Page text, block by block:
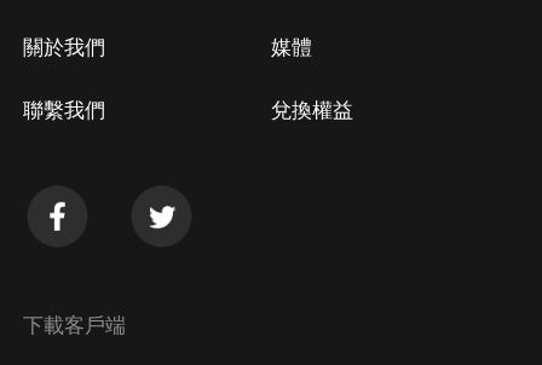
關於我們
聯繫我們
媒體
兌換權益
下載客戶端